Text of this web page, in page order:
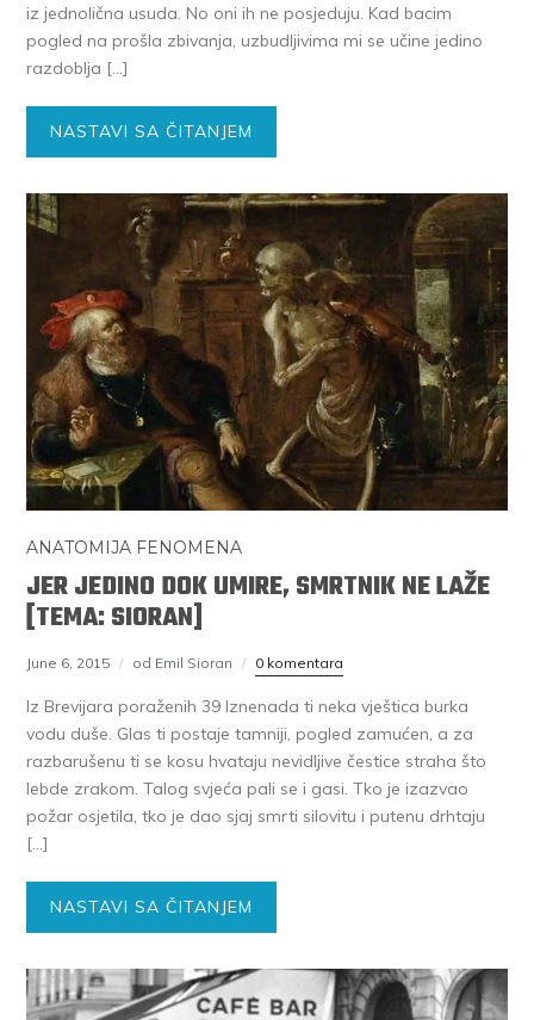
iz jednolična usuda. No oni ih ne posjeduju. Kad bacim
pogled na prošla zbivanja, uzbudljivima mi se učine jedino
razdoblja […]
NASTAVI SA ČITANJEM
ANATOMIJA FENOMENA
JER JEDINO DOK UMIRE, SMRTNIK NE LAŽE
[TEMA: SIORAN]
June 6, 2015 od Emil Sioran 0 komentara
Iz Brevijara poraženih 39 Iznenada ti neka vještica burka
vodu duše. Glas ti postaje tamniji, pogled zamućen, a za
razbarušenu ti se kosu hvataju nevidljive čestice straha što
lebde zrakom. Talog svjeća pali se i gasi. Tko je izazvao
požar osjetila, tko je dao sjaj smrti silovitu i putenu drhtaju
[…]
NASTAVI SA ČITANJEM